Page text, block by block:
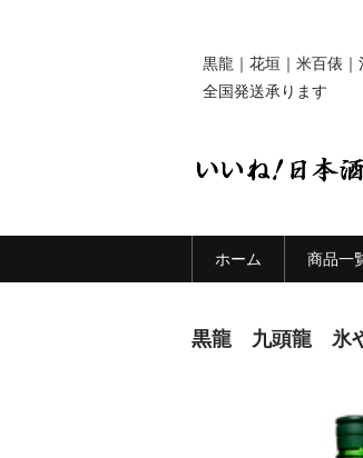
黒龍｜花垣｜米百俵
全国発送承ります
ホーム 商品一
黒龍 九頭龍 氷